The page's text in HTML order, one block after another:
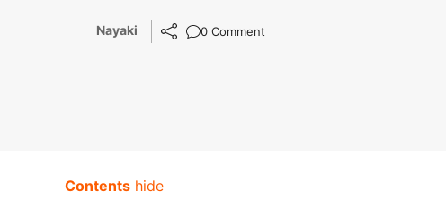
Nayaki 0 Comment
Contents hide